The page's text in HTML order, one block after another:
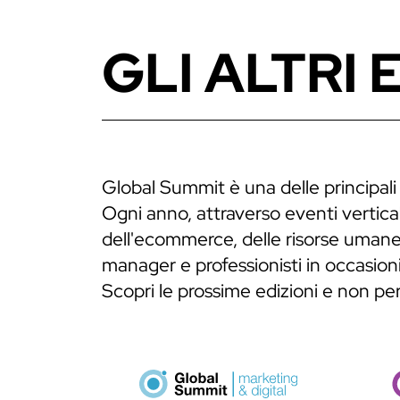
GLI ALTRI
Global Summit è una delle
Ogni anno, attraverso eventi
dell'ecommerce, delle risorse
manager e professionisti in
Scopri le prossime edizioni e non